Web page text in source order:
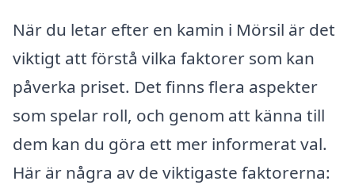
När du letar efter en kamin i Mörsil är det
viktigt att förstå vilka faktorer som kan
påverka priset. Det finns flera aspekter
som spelar roll, och genom att känna till
dem kan du göra ett mer informerat val.
Här är några av de viktigaste faktorerna: